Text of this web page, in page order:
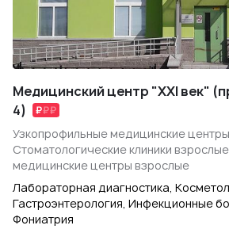
Медицинский центр "XXI век"
4)
Узкопрофильные медицинские
Стоматологические клиники
медицинские центры взрослые
Лабораторная диагностика,
Гастроэнтерология, Инфекционные
Фониатрия